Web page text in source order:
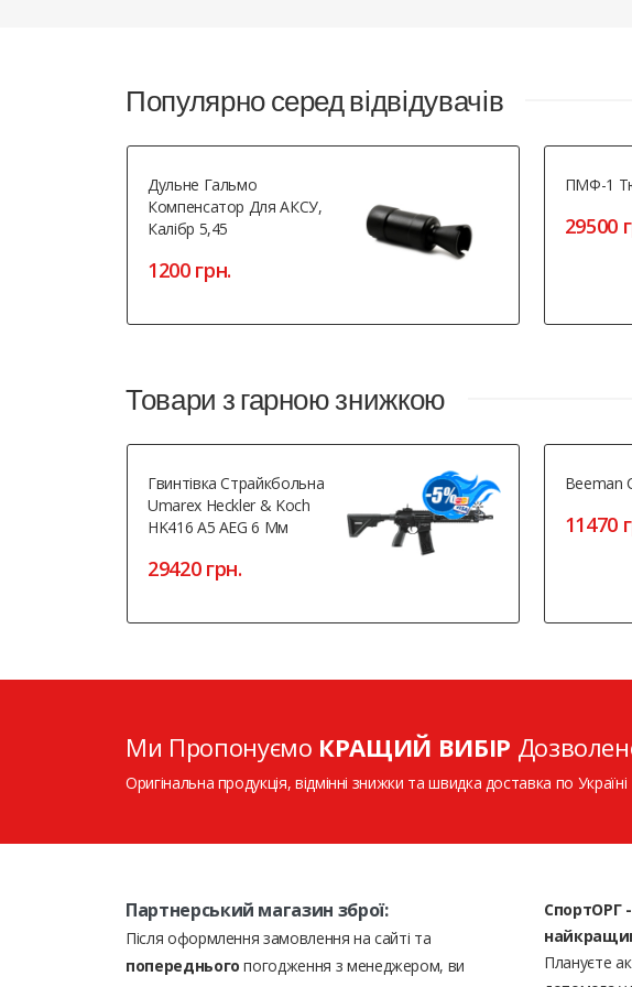
Популярно серед відвідувачів
Дульне Гальмо
Компенсатор Для АКСУ,
Калібр 5,45
1200 грн.
ПМФ-1
29500
Товари з гарною знижкою
Гвинтівка Страйкбольна
Umarex Heckler & Koch
HK416 A5 AEG 6 Мм
29420 грн.
Beeman
11470
Ми Пропонуємо КРАЩИЙ ВИБІР
Оригінальна продукція, відмінні знижки та швидка доставка по Україні
Партнерський магазин зброї:
Після оформлення замовлення на сайті та
попереднього погодження з менеджером, ви
СпортОРГ
Плануєте